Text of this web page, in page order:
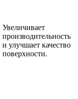
Увеличивает
производительность
и улучшает качество
поверхности.